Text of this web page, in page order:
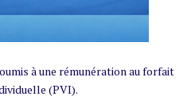
à une rémunération au forfait
(PVI).